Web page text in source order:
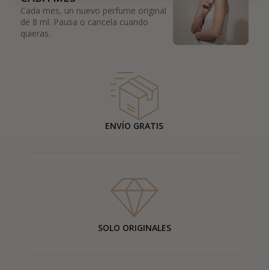
Cada mes, un nuevo perfume original
de 8 ml. Pausa o cancela cuando
quieras.
ENVÍO GRATIS
SOLO ORIGINALES